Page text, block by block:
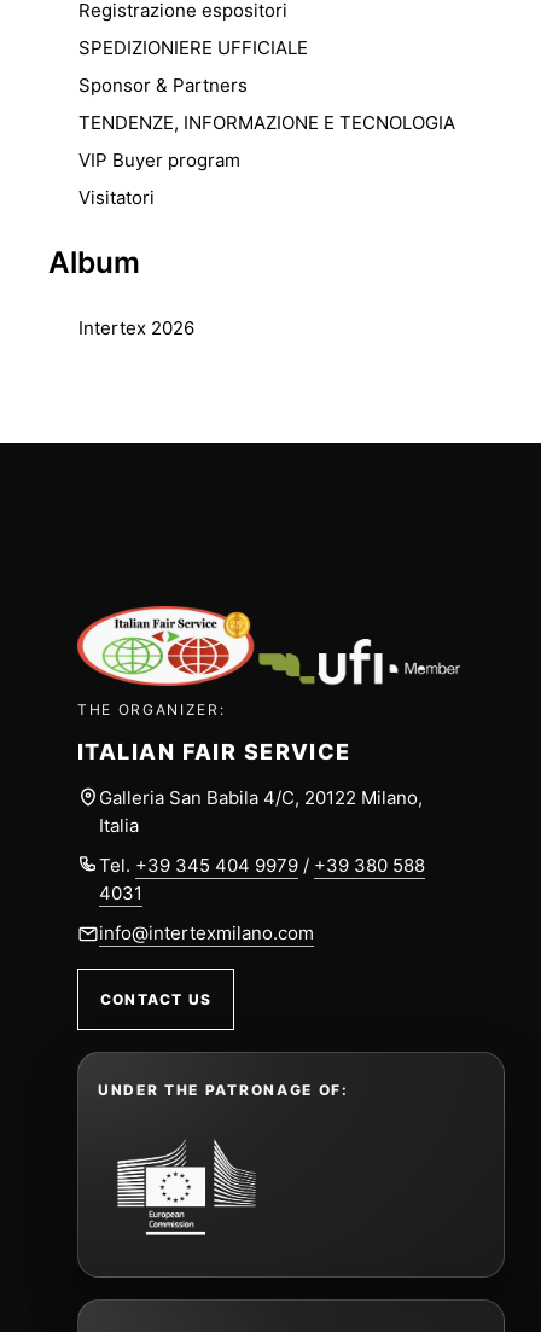
Registrazione espositori
SPEDIZIONIERE UFFICIALE
Sponsor & Partners
TENDENZE, INFORMAZIONE E TECNOLOGIA
VIP Buyer program
Visitatori
Album
Intertex 2026
THE ORGANIZER:
ITALIAN FAIR SERVICE
Galleria San Babila 4/C, 20122 Milano,
Italia
Tel. +39 345 404 9979 / +39 380 588
4031
info@intertexmilano.com
CONTACT US
UNDER THE PATRONAGE OF: